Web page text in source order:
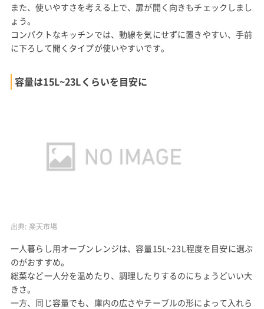
また、使いやすさを考える上で、扉が開く向きもチェックしまし
ょう。
コンパクトなキッチンでは、動線を気にせずに置きやすい、手前
に下ろして開くタイプが使いやすいです。
容量は15L~23Lくらいを目安に
出典: 楽天市場
一人暮らし用オーブンレンジは、容量15L~23L程度を目安に選ぶ
のがおすすめ。
総菜など一人分を温めたり、調理したりするのにちょうどいい大
きさ。
一方、同じ容量でも、庫内の広さやテーブルの形によって入れら